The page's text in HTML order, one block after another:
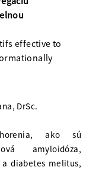
effective to
DrSc.
ako sú
amyloidóza,
a diabetes melitus,